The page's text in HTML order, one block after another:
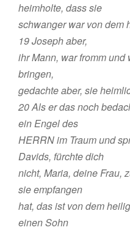
heimholte, dass sie
schwanger war von dem
19 Joseph aber,
ihr Mann, war fromm
bringen,
gedachte aber, sie
20 Als er das noch
ein Engel des
HERRN im Traum und
Davids, fürchte dich
nicht, Maria, deine Frau,
sie empfangen
hat, das ist von dem
einen Sohn